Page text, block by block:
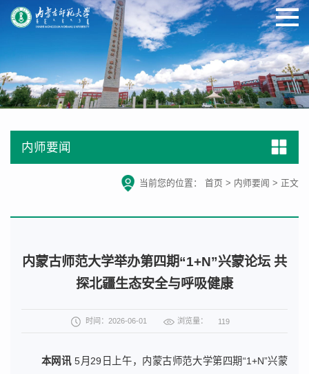
内师要闻
当前您的位置： 首页 > 内师要闻 > 正文
内蒙古师范大学举办第四期“1+N”兴蒙论坛 共
探北疆生态安全与呼吸健康
时间：2026-06-01 浏览量： 119
本网讯5月29日上午，内蒙古师范大学第四期“1+N”兴蒙